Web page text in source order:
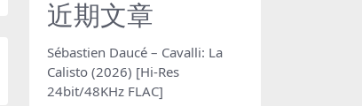
近期文章
Sébastien Daucé – Cavalli: La
Calisto (2026) [Hi-Res
24bit/48KHz FLAC]